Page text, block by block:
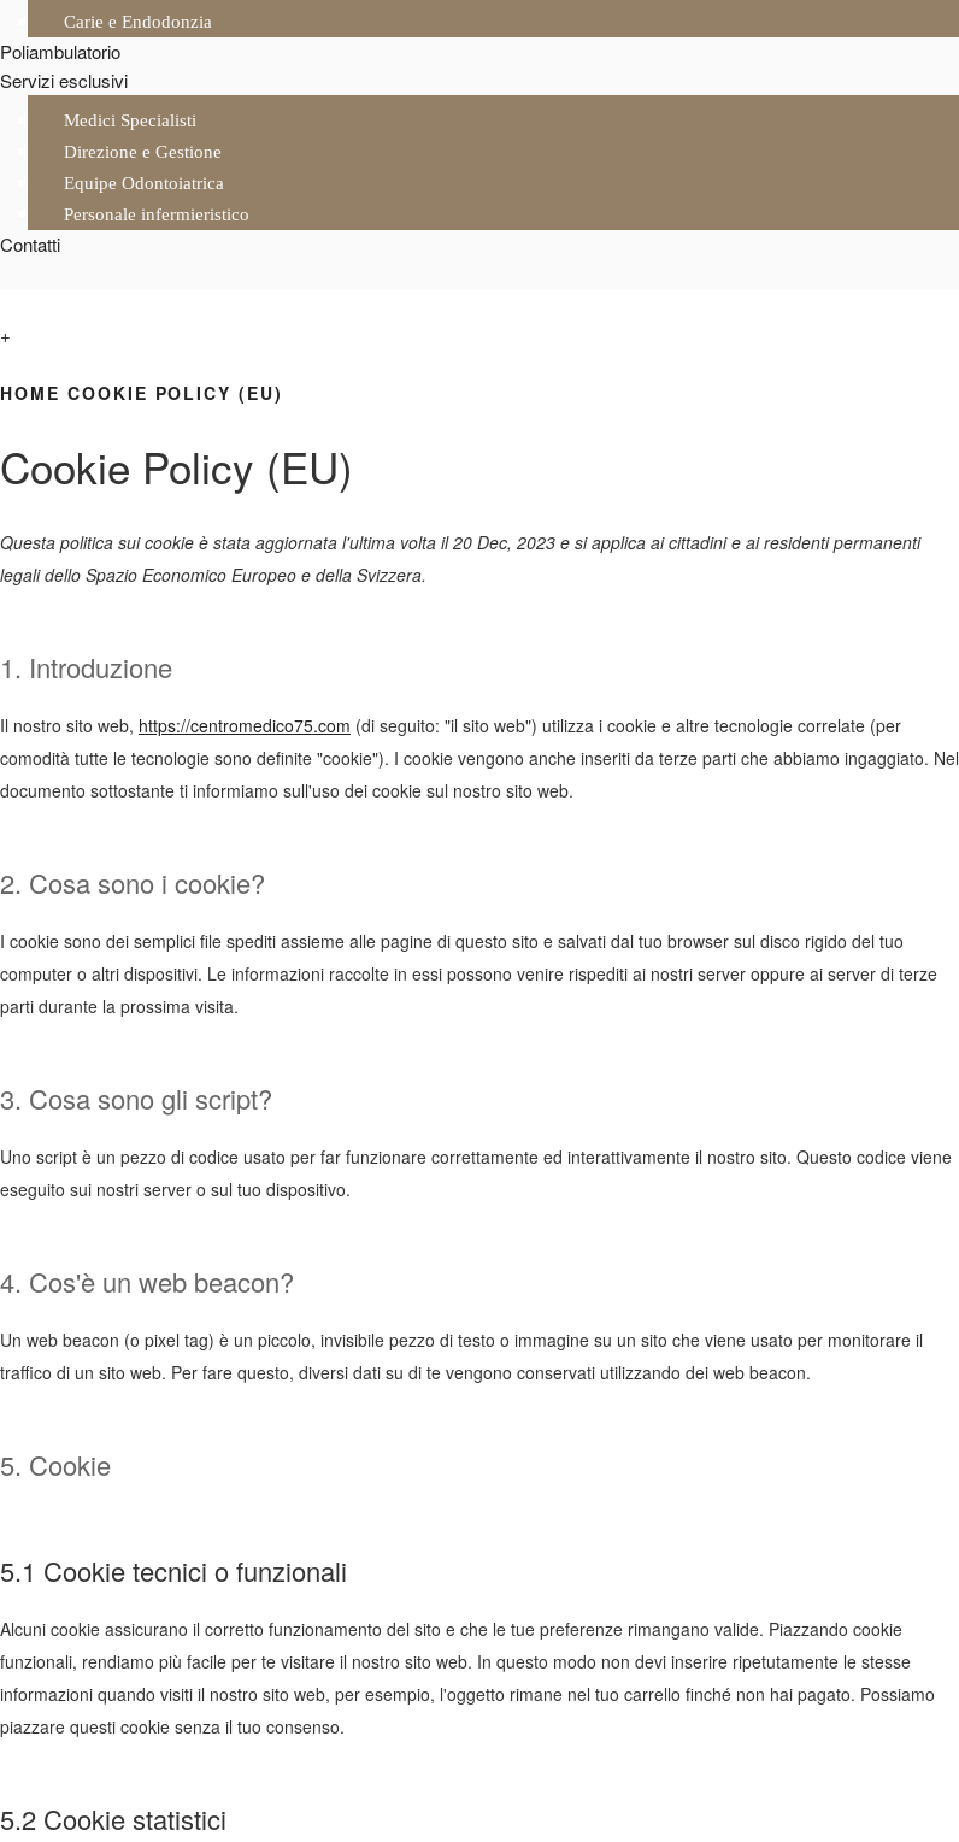
Carie e Endodonzia
Poliambulatorio
Servizi esclusivi
Medici Specialisti
Direzione e Gestione
Equipe Odontoiatrica
Personale infermieristico
Contatti
+
HOME COOKIE POLICY (EU)
Cookie Policy (EU)
Questa politica sui cookie è stata aggiornata l'ultima volta il 20 Dec, 2023 e si applica ai cittadini e ai residenti permanenti
legali dello Spazio Economico Europeo e della Svizzera.
1. Introduzione
Il nostro sito web, https://centromedico75.com (di seguito: "il sito web") utilizza i cookie e altre tecnologie correlate (per
comodità tutte le tecnologie sono definite "cookie"). I cookie vengono anche inseriti da terze parti che abbiamo ingaggiato. Nel
documento sottostante ti informiamo sull'uso dei cookie sul nostro sito web.
2. Cosa sono i cookie?
I cookie sono dei semplici file spediti assieme alle pagine di questo sito e salvati dal tuo browser sul disco rigido del tuo
computer o altri dispositivi. Le informazioni raccolte in essi possono venire rispediti ai nostri server oppure ai server di terze
parti durante la prossima visita.
3. Cosa sono gli script?
Uno script è un pezzo di codice usato per far funzionare correttamente ed interattivamente il nostro sito. Questo codice viene
eseguito sui nostri server o sul tuo dispositivo.
4. Cos'è un web beacon?
Un web beacon (o pixel tag) è un piccolo, invisibile pezzo di testo o immagine su un sito che viene usato per monitorare il
traffico di un sito web. Per fare questo, diversi dati su di te vengono conservati utilizzando dei web beacon.
5. Cookie
5.1 Cookie tecnici o funzionali
Alcuni cookie assicurano il corretto funzionamento del sito e che le tue preferenze rimangano valide. Piazzando cookie
funzionali, rendiamo più facile per te visitare il nostro sito web. In questo modo non devi inserire ripetutamente le stesse
informazioni quando visiti il nostro sito web, per esempio, l'oggetto rimane nel tuo carrello finché non hai pagato. Possiamo
piazzare questi cookie senza il tuo consenso.
5.2 Cookie statistici